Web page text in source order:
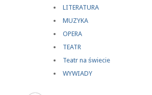
LITERATURA
MUZYKA
OPERA
TEATR
Teatr na świecie
WYWIADY